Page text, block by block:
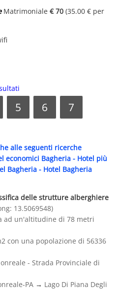
Matrimoniale € 70 (35.00 € per
5 6 7
alle seguenti ricerche
economici Bagheria - Hotel più
Bagheria - Hotel Bagheria
delle strutture alberghiere
13.5069548)
ad un'altitudine di 78 metri
con una popolazione di 56336
- Strada Provinciale di
PA → Lago Di Piana Degli